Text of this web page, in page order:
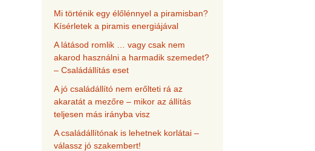
Mi történik egy élőlénnyel a piramisban?
Kísérletek a piramis energiájával
A látásod romlik … vagy csak nem
akarod használni a harmadik szemedet?
– Családállítás eset
A jó családállító nem erőlteti rá az
akaratát a mezőre – mikor az állítás
teljesen más irányba visz
A családállítónak is lehetnek korlátai –
válassz jó szakembert!